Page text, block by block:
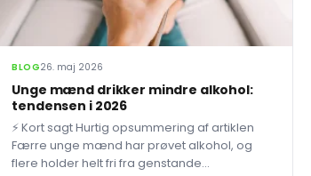
BLOG26. maj 2026
Unge mænd drikker mindre alkohol:
tendensen i 2026
⚡ Kort sagt Hurtig opsummering af artiklen
Færre unge mænd har prøvet alkohol, og
flere holder helt fri fra genstande...